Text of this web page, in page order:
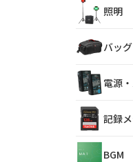
照明
バッ
電源
記録
BGM